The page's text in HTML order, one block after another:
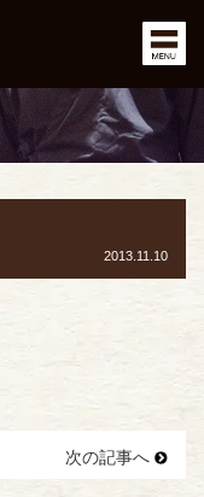
2013.11.10
次の記事へ